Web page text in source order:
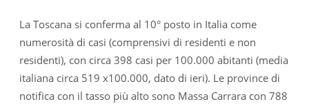
La Toscana si conferma al 10° posto in Italia come
numerosità di casi (comprensivi di residenti e non
residenti), con circa 398 casi per 100.000 abitanti (media
italiana circa 519 x100.000, dato di ieri). Le province di
notifica con il tasso più alto sono Massa Carrara con 788